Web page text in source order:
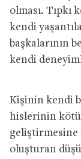
olması. Tıpkı
kendi
başkalarının
kendi
Kişinin kendi
hislerinin
geliştirmesine
oluşturan